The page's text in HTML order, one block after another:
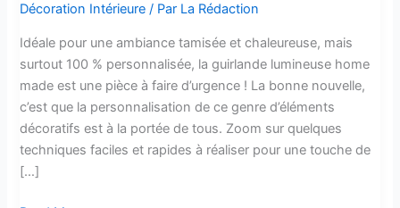
Décoration Intérieure / Par La Rédaction
Idéale pour une ambiance tamisée et chaleureuse, mais
surtout 100 % personnalisée, la guirlande lumineuse home
made est une pièce à faire d’urgence ! La bonne nouvelle,
c’est que la personnalisation de ce genre d’éléments
décoratifs est à la portée de tous. Zoom sur quelques
techniques faciles et rapides à réaliser pour une touche de
[…]